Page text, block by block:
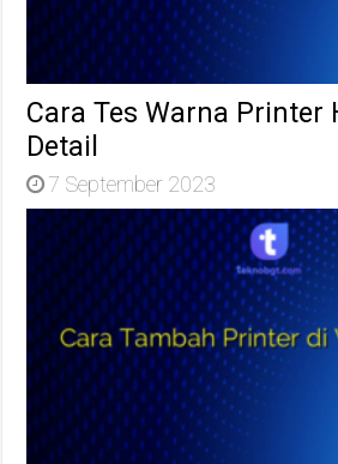
Cara Tes Warna Printer
Detail
7 September 2023